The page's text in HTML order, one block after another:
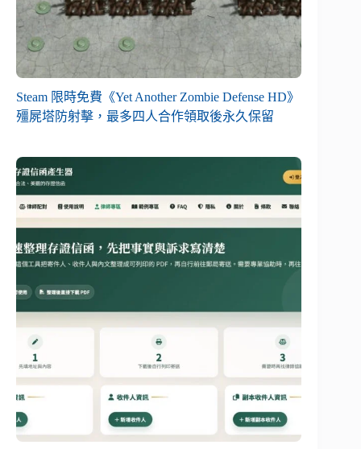
Steam 限時免費《Yet Another Zombie Defense HD》
殭屍塔防射擊，最多四人合作領取後永久保留